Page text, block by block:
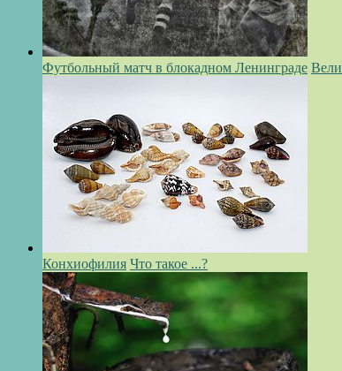
Футбольный матч в блокадном Ленинграде
Конхиофилия Что такое ...?